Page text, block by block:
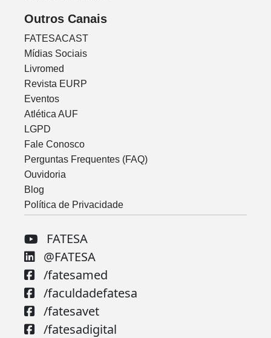
Outros Canais
FATESACAST
Mídias Sociais
Livromed
Revista EURP
Eventos
Atlética AUF
LGPD
Fale Conosco
Perguntas Frequentes (FAQ)
Ouvidoria
Blog
Política de Privacidade
FATESA
@FATESA
/fatesamed
/faculdadefatesa
/fatesavet
/fatesadigital